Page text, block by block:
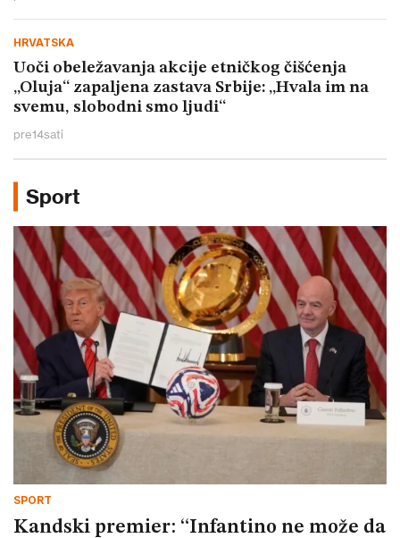
HRVATSKA
Uoči obeležavanja akcije etničkog čišćenja
„Oluja“ zapaljena zastava Srbije: „Hvala im na
svemu, slobodni smo ljudi“
pre14sati
Sport
SPORT
Kandski premier: “Infantino ne može da